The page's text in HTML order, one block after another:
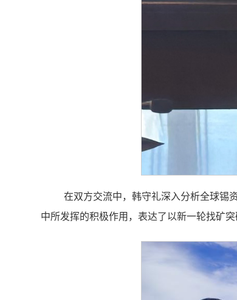
在双方交流中，韩守礼深入分析全球锡
中所发挥的积极作用，表达了以新一轮找矿